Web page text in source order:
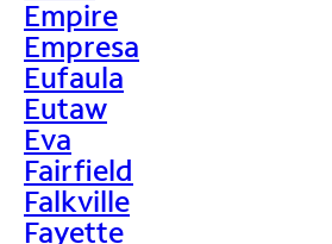
Empire
Empresa
Eufaula
Eutaw
Eva
Fairfield
Falkville
Fayette